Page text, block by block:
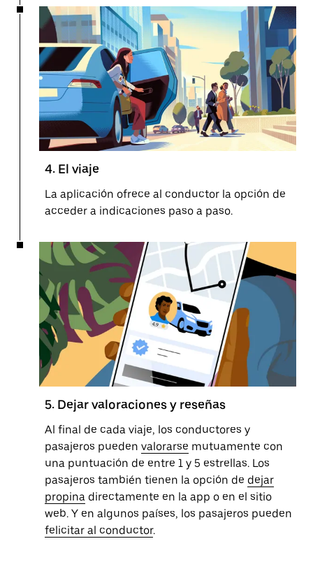
4. El viaje
La aplicación ofrece al conductor la opción de
acceder a indicaciones paso a paso.
5. Dejar valoraciones y reseñas
Al final de cada viaje, los conductores y
pasajeros pueden valorarse mutuamente con
una puntuación de entre 1 y 5 estrellas. Los
pasajeros también tienen la opción de dejar
propina directamente en la app o en el sitio
web. Y en algunos países, los pasajeros pueden
felicitar al conductor.